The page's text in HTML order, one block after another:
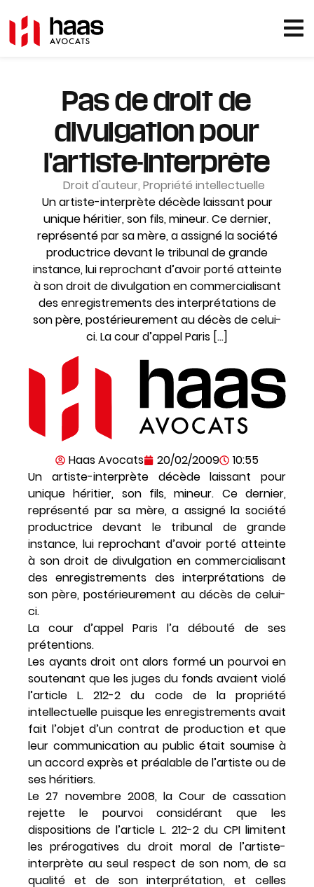
Pas de droit de
divulgation pour
l'artiste-interprète
Droit d'auteur, Propriété intellectuelle
Un artiste-interprète décède laissant pour
unique héritier, son fils, mineur. Ce dernier,
représenté par sa mère, a assigné la société
productrice devant le tribunal de grande
instance, lui reprochant d’avoir porté atteinte
à son droit de divulgation en commercialisant
des enregistrements des interprétations de
son père, postérieurement au décès de celui-
ci. La cour d’appel Paris […]
Haas Avocats 20/02/2009
10:55
Un artiste-interprète décède laissant pour
unique héritier, son fils, mineur. Ce dernier,
représenté par sa mère, a assigné la société
productrice devant le tribunal de grande
instance, lui reprochant d’avoir porté atteinte
à son droit de divulgation en commercialisant
des enregistrements des interprétations de
son père, postérieurement au décès de celui-
ci.
La cour d’appel Paris l’a débouté de ses
prétentions.
Les ayants droit ont alors formé un pourvoi en
soutenant que les juges du fonds avaient violé
l’article L. 212-2 du code de la propriété
intellectuelle puisque les enregistrements avait
fait l’objet d’un contrat de production et que
leur communication au public était soumise à
un accord exprès et préalable de l’artiste ou de
ses héritiers.
Le 27 novembre 2008, la Cour de cassation
rejette le pourvoi considérant que les
dispositions de l’article L. 212-2 du CPI limitent
les prérogatives du droit moral de l’artiste-
interprète au seul respect de son nom, de sa
qualité et de son interprétation, et celles